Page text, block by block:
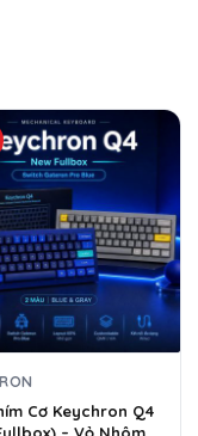
Cơ Keychron Q4
– Vỏ Nhôm